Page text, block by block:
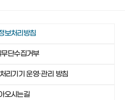
4910
4750
051-792-4671
보처리방침
단수집거부
리기기 운영·관리 방침
오시는길